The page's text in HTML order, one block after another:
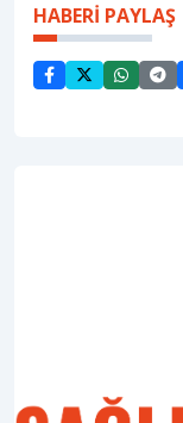
HABERİ PAYLAŞ